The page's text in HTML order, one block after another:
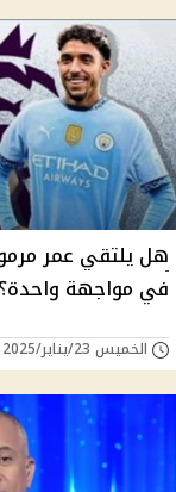
هل يلتقي عمر
في مواجهة
الخميس 23/يناير/2025 - 06:01 م